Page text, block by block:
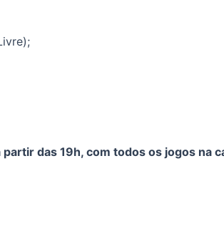
das 19h, com todos os jogos na